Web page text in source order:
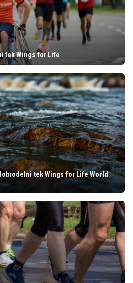
tek Wings for Life
tek Wings for Life World